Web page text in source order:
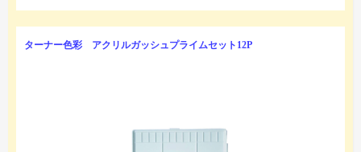
ターナー色彩 アクリルガッシュプライムセット12P